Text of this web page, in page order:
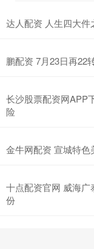
达人配资 人生四大件
鹏配资 7月23日再22
长沙股票配资网APP
险
金牛网配资 宣城特色
十点配资官网 威海
份